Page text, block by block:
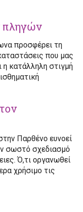
πληγών
προσφέρει τη
που μας
η κατάλληλη στιγμή
Παρθένο ευνοεί
σωστό σχεδιασμό
Ό,τι οργανωθεί
χρήσιμο τις